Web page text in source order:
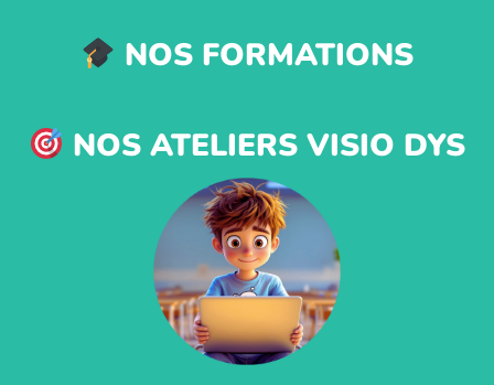
NOS FORMATIONS
NOS ATELIERS VISIO DYS